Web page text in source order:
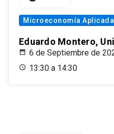
Microeconomía Aplicada
Eduardo Montero,
6 de Septiembre de
13:30 a 14:30